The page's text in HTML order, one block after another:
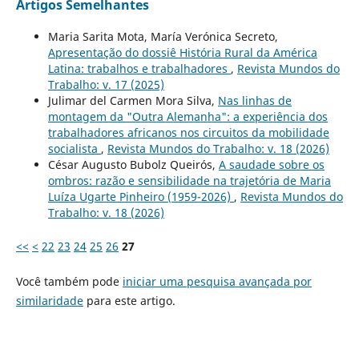
Artigos Semelhantes
Maria Sarita Mota, María Verónica Secreto,
Apresentação do dossiê História Rural da América
Latina: trabalhos e trabalhadores , Revista Mundos do
Trabalho: v. 17 (2025)
Julimar del Carmen Mora Silva, Nas linhas de
montagem da "Outra Alemanha": a experiência dos
trabalhadores africanos nos circuitos da mobilidade
socialista , Revista Mundos do Trabalho: v. 18 (2026)
César Augusto Bubolz Queirós, A saudade sobre os
ombros: razão e sensibilidade na trajetória de Maria
Luíza Ugarte Pinheiro (1959-2026) , Revista Mundos do
Trabalho: v. 18 (2026)
<< < 22 23 24 25 26 27
Você também pode iniciar uma pesquisa avançada por
similaridadepara este artigo.